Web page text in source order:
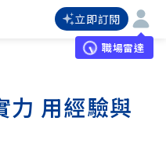
立即訂閱
職場雷達
力 用經驗與